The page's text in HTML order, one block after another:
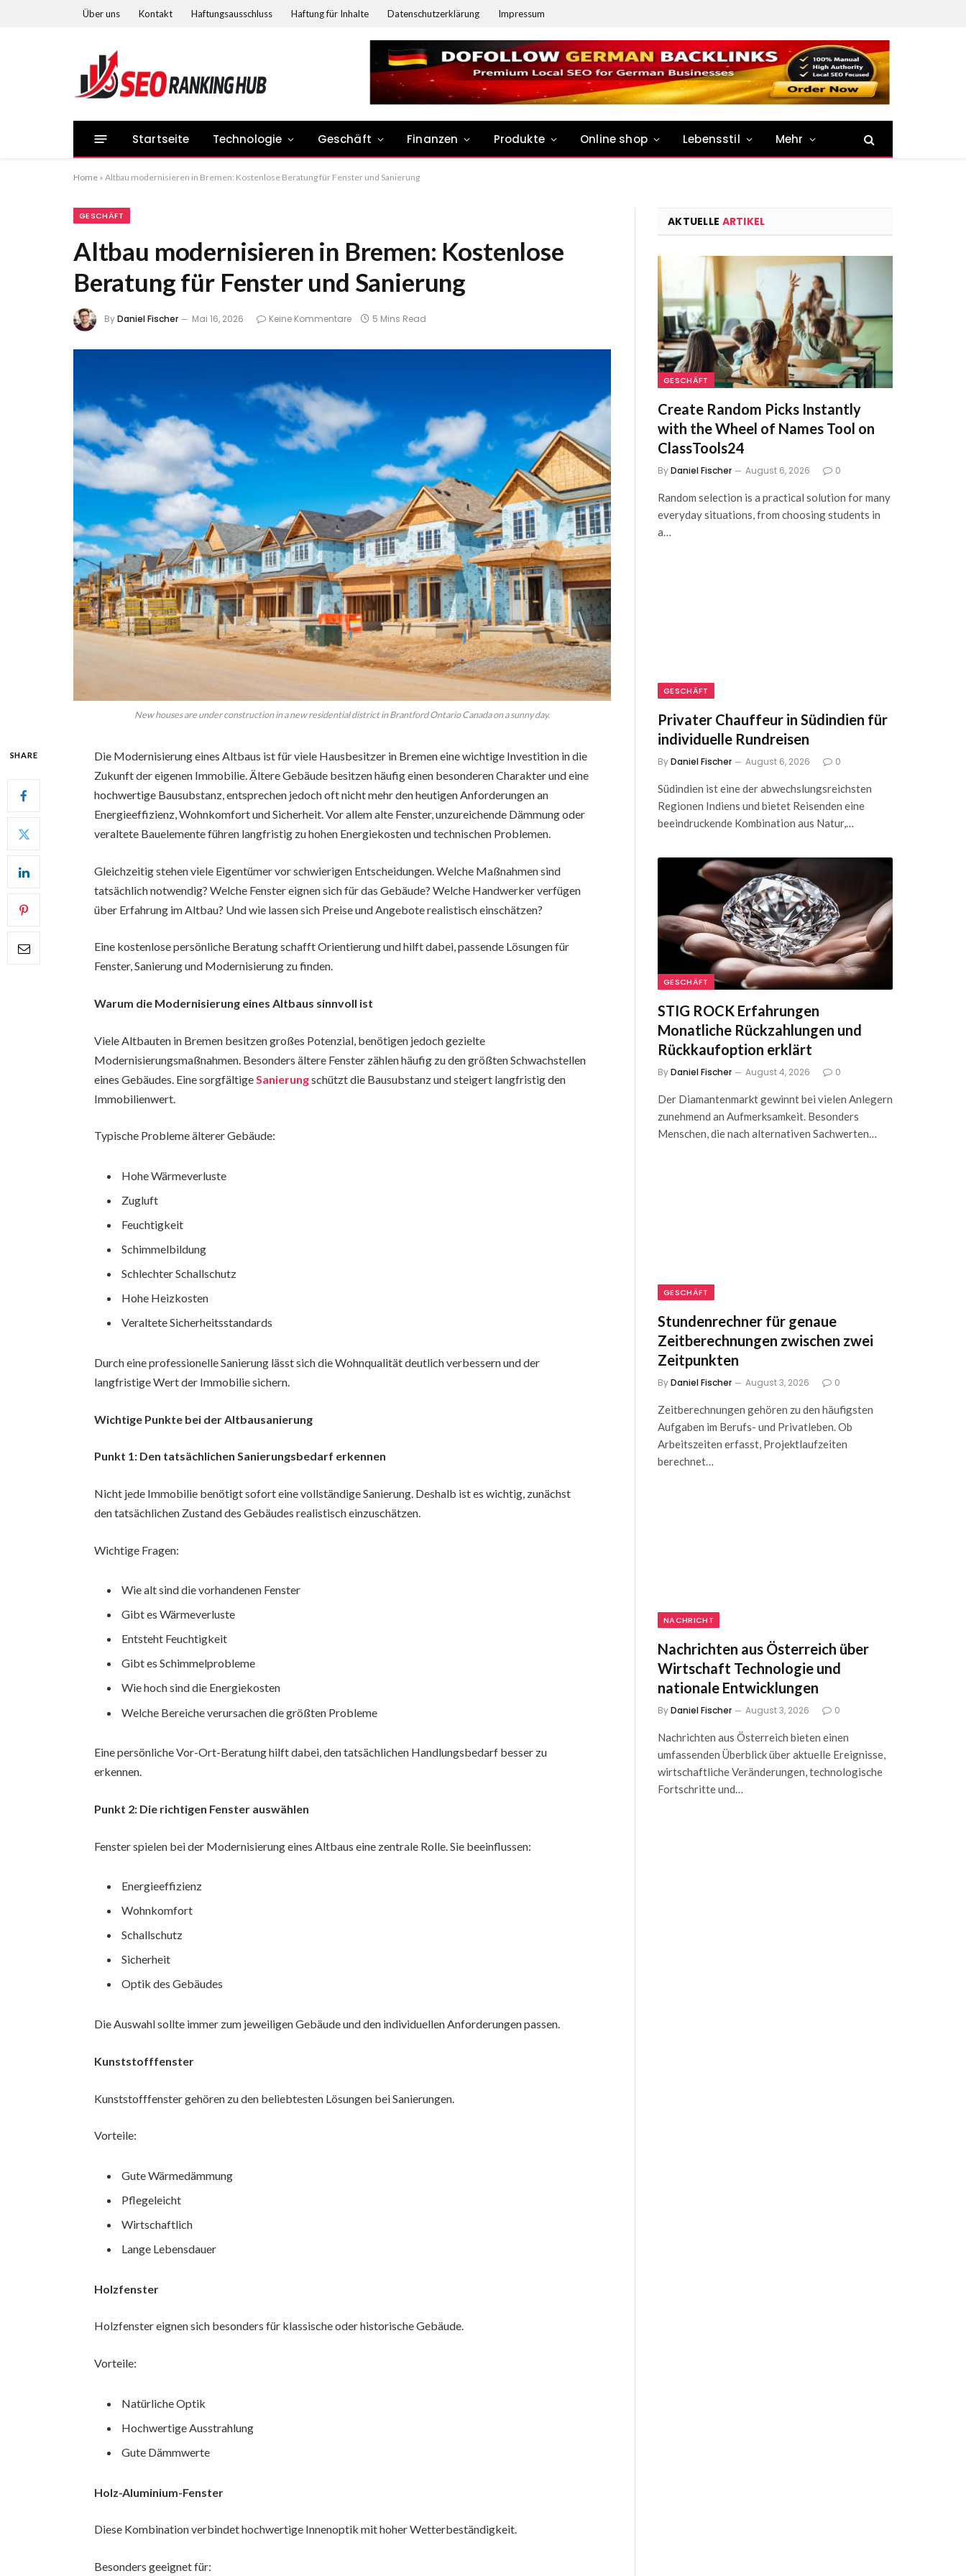
Über uns Kontakt Haftungsausschluss Haftung für Inhalte Datenschutzerklärung Impressum
Startseite Technologie Geschäft Finanzen Produkte Online shop Lebensstil Mehr
Home » Altbau modernisieren in Bremen: Kostenlose Beratung für Fenster und Sanierung
GESCHÄFT
Altbau modernisieren in Bremen: Kostenlose
Beratung für Fenster und Sanierung
ByDaniel Fischer Mai 16, 2026 Keine Kommentare 5 Mins Read
New houses are under construction in a new residential district in Brantford Ontario Canada on a sunny day.
SHARE
Die Modernisierung eines Altbaus ist für viele Hausbesitzer in Bremen eine wichtige Investition in die
Zukunft der eigenen Immobilie. Ältere Gebäude besitzen häufig einen besonderen Charakter und eine
hochwertige Bausubstanz, entsprechen jedoch oft nicht mehr den heutigen Anforderungen an
Energieeffizienz, Wohnkomfort und Sicherheit. Vor allem alte Fenster, unzureichende Dämmung oder
veraltete Bauelemente führen langfristig zu hohen Energiekosten und technischen Problemen.
Gleichzeitig stehen viele Eigentümer vor schwierigen Entscheidungen. Welche Maßnahmen sind
tatsächlich notwendig? Welche Fenster eignen sich für das Gebäude? Welche Handwerker verfügen
über Erfahrung im Altbau? Und wie lassen sich Preise und Angebote realistisch einschätzen?
Eine kostenlose persönliche Beratung schafft Orientierung und hilft dabei, passende Lösungen für
Fenster, Sanierung und Modernisierung zu finden.
Warum die Modernisierung eines Altbaus sinnvoll ist
Viele Altbauten in Bremen besitzen großes Potenzial, benötigen jedoch gezielte
Modernisierungsmaßnahmen. Besonders ältere Fenster zählen häufig zu den größten Schwachstellen
eines Gebäudes. Eine sorgfältige Sanierungschützt die Bausubstanz und steigert langfristig den
Immobilienwert.
Typische Probleme älterer Gebäude:
Hohe Wärmeverluste
Zugluft
Feuchtigkeit
Schimmelbildung
Schlechter Schallschutz
Hohe Heizkosten
Veraltete Sicherheitsstandards
Durch eine professionelle Sanierung lässt sich die Wohnqualität deutlich verbessern und der
langfristige Wert der Immobilie sichern.
Wichtige Punkte bei der Altbausanierung
Punkt 1: Den tatsächlichen Sanierungsbedarf erkennen
Nicht jede Immobilie benötigt sofort eine vollständige Sanierung. Deshalb ist es wichtig, zunächst
den tatsächlichen Zustand des Gebäudes realistisch einzuschätzen.
Wichtige Fragen:
Wie alt sind die vorhandenen Fenster
Gibt es Wärmeverluste
Entsteht Feuchtigkeit
Gibt es Schimmelprobleme
Wie hoch sind die Energiekosten
Welche Bereiche verursachen die größten Probleme
Eine persönliche Vor-Ort-Beratung hilft dabei, den tatsächlichen Handlungsbedarf besser zu
erkennen.
Punkt 2: Die richtigen Fenster auswählen
Fenster spielen bei der Modernisierung eines Altbaus eine zentrale Rolle. Sie beeinflussen:
Energieeffizienz
Wohnkomfort
Schallschutz
Sicherheit
Optik des Gebäudes
Die Auswahl sollte immer zum jeweiligen Gebäude und den individuellen Anforderungen passen.
Kunststofffenster
Kunststofffenster gehören zu den beliebtesten Lösungen bei Sanierungen.
Vorteile:
Gute Wärmedämmung
Pflegeleicht
Wirtschaftlich
Lange Lebensdauer
Holzfenster
Holzfenster eignen sich besonders für klassische oder historische Gebäude.
Vorteile:
Natürliche Optik
Hochwertige Ausstrahlung
Gute Dämmwerte
Holz-Aluminium-Fenster
Diese Kombination verbindet hochwertige Innenoptik mit hoher Wetterbeständigkeit.
Besonders geeignet für:
AKTUELLE ARTIKEL
GESCHÄFT
Create Random Picks Instantly
with the Wheel of Names Tool on
ClassTools24
ByDaniel Fischer August 6, 2026 0
Random selection is a practical solution for many
everyday situations, from choosing students in
a…
GESCHÄFT
Privater Chauffeur in Südindien für
individuelle Rundreisen
ByDaniel Fischer August 6, 2026 0
Südindien ist eine der abwechslungsreichsten
Regionen Indiens und bietet Reisenden eine
beeindruckende Kombination aus Natur,…
GESCHÄFT
STIG ROCK Erfahrungen
Monatliche Rückzahlungen und
Rückkaufoption erklärt
ByDaniel Fischer August 4, 2026 0
Der Diamantenmarkt gewinnt bei vielen Anlegern
zunehmend an Aufmerksamkeit. Besonders
Menschen, die nach alternativen Sachwerten…
GESCHÄFT
Stundenrechner für genaue
Zeitberechnungen zwischen zwei
Zeitpunkten
ByDaniel Fischer August 3, 2026 0
Zeitberechnungen gehören zu den häufigsten
Aufgaben im Berufs- und Privatleben. Ob
Arbeitszeiten erfasst, Projektlaufzeiten
berechnet…
NACHRICHT
Nachrichten aus Österreich über
Wirtschaft Technologie und
nationale Entwicklungen
ByDaniel Fischer August 3, 2026 0
Nachrichten aus Österreich bieten einen
umfassenden Überblick über aktuelle Ereignisse,
wirtschaftliche Veränderungen, technologische
Fortschritte und…